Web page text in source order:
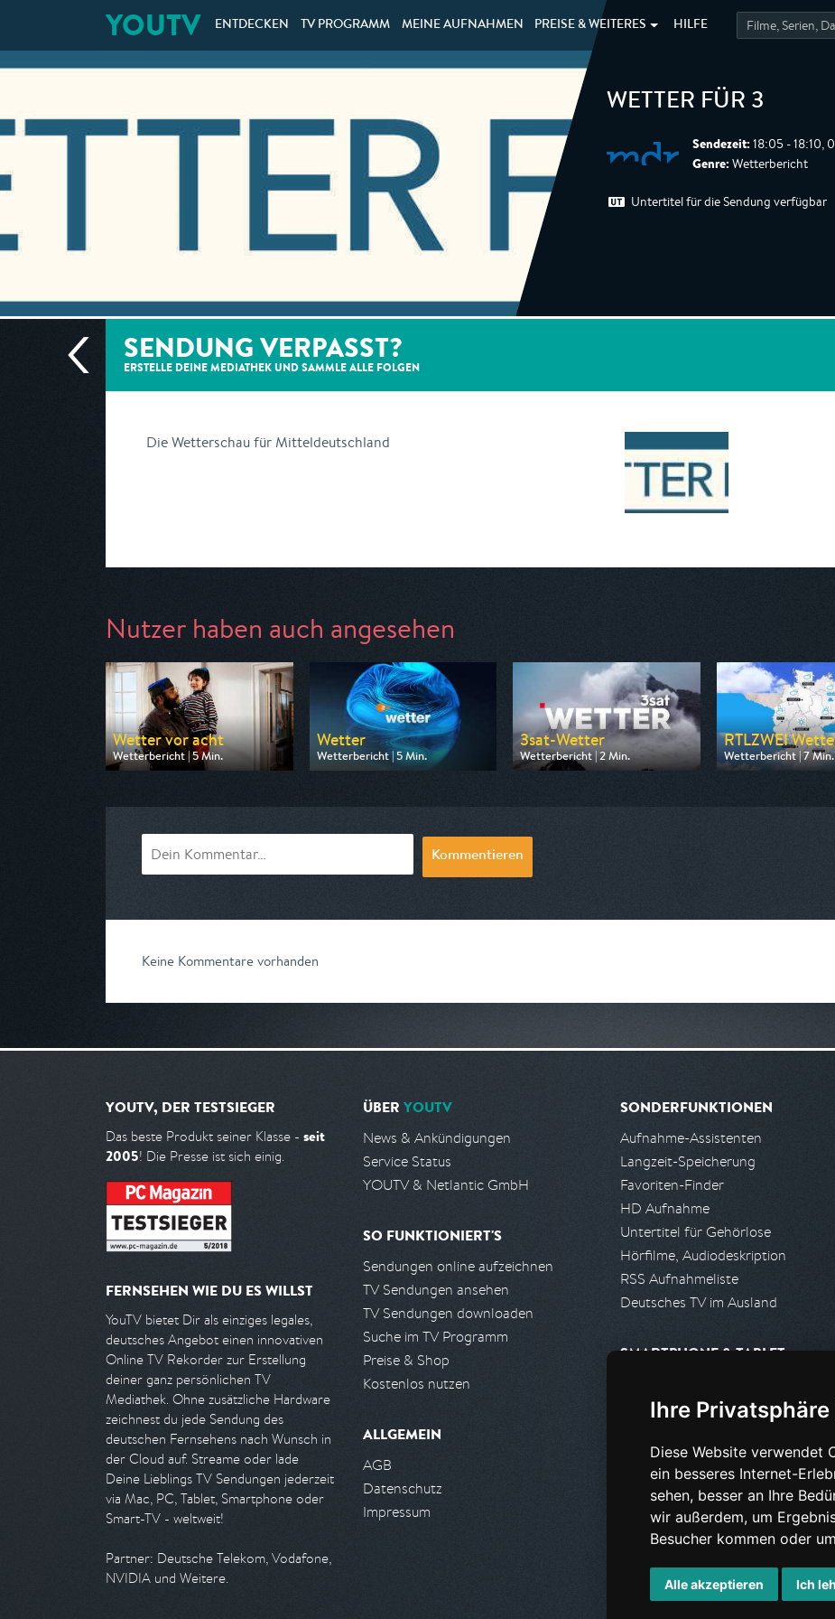
Ihre
Diese Website verwendet
ein besseres Internet-
sehen, besser an Ihre
wir außerdem, um
Besucher kommen oder
Alle akzeptieren Ich
YOUTV ENTDECKEN TV PROGRAMM MEINE AUFNAHMEN PREISE & WEITERES HILFE
WETTER FÜR 3
Sendezeit: 18:05 - 18:10,
Genre: Wetterbericht
Untertitel für die Sendung verfügbar
SENDUNG VERPASST?
ERSTELLE DEINE MEDIATHEK UND SAMMLE ALLE FOLGEN
Die Wetterschau für Mitteldeutschland
Nutzer haben auch angesehen
Wetter vor acht
Wetterbericht | 5 Min.
Ausgestrahlt von ARD
Wetter
Wetterbericht | 5 Min.
Ausgestrahlt von ZDF
3sat-Wetter
Wetterbericht | 2 Min.
Ausgestrahlt von 3sat
RTLZWEI
Wetterbericht | 7 Min.
Ausgestrahlt von
Kommentieren
Keine Kommentare vorhanden
YOUTV, DER TESTSIEGER
Das beste Produkt seiner Klasse - seit
2005! Die Presse ist sich einig.
FERNSEHEN WIE DU ES WILLST
YouTV bietet Dir als einziges legales,
deutsches Angebot einen innovativen
Online TV Rekorder zur Erstellung
deiner ganz persönlichen TV
Mediathek. Ohne zusätzliche Hardware
zeichnest du jede Sendung des
deutschen Fernsehens nach Wunsch in
der Cloud auf. Streame oder lade
Deine Lieblings TV Sendungen jederzeit
via Mac, PC, Tablet, Smartphone oder
Smart-TV - weltweit!
Partner: Deutsche Telekom, Vodafone,
NVIDIA und Weitere.
ÜBER YOUTV
News & Ankündigungen
Service Status
YOUTV & Netlantic GmbH
SO FUNKTIONIERT'S
Sendungen online aufzeichnen
TV Sendungen ansehen
TV Sendungen downloaden
Suche im TV Programm
Preise & Shop
Kostenlos nutzen
ALLGEMEIN
AGB
Datenschutz
Impressum
SONDERFUNKTIONEN
Aufnahme-Assistenten
Langzeit-Speicherung
Favoriten-Finder
HD Aufnahme
Untertitel für Gehörlose
Hörfilme, Audiodeskription
RSS Aufnahmeliste
Deutsches TV im Ausland
SMARTPHONE & TABLET
Android App
PARTNER
Partnerliste
Partner werden